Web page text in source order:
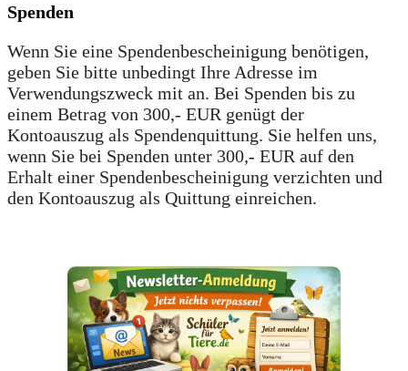
Spenden
Wenn Sie eine Spendenbescheinigung benötigen,
geben Sie bitte unbedingt Ihre Adresse im
Verwendungszweck mit an. Bei Spenden bis zu
einem Betrag von 300,- EUR genügt der
Kontoauszug als Spendenquittung. Sie helfen uns,
wenn Sie bei Spenden unter 300,- EUR auf den
Erhalt einer Spendenbescheinigung verzichten und
den Kontoauszug als Quittung einreichen.